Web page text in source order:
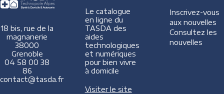
18 bis, rue de la
magnanerie
38000
Grenoble
04 58 00 38
86
contact@tasda.fr
Le catalogue
en ligne du
TASDA des
aides
technologiques
et numériques
pour bien vivre
à domicile
Visiter le site
Inscrivez-vous
aux nouvelles
Consultez les
nouvelles